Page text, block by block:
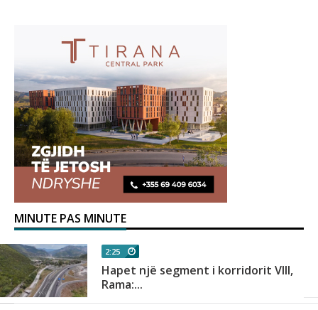
MINUTE PAS MINUTE
2:25
Hapet një segment i korridorit VIII,
Rama:...